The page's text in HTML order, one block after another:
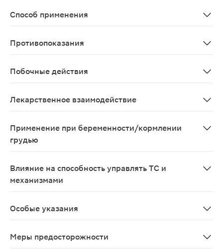
Способ применения
Противопоказания
Побочные действия
Лекарственное взаимодействие
Применение при беременности/кормлении
грудью
Влияние на способность управлять ТС и
механизмами
Особые указания
Меры предосторожности